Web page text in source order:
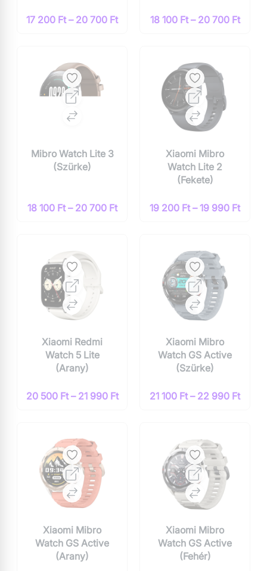
17 200 Ft – 20 700 Ft 18 100 Ft – 20 700 Ft
Mibro Watch Lite 3
(Szürke)
18 100 Ft – 20 700 Ft
Xiaomi Mibro
Watch Lite 2
(Fekete)
19 200 Ft – 19 990 Ft
Xiaomi Redmi
Watch 5 Lite
(Arany)
20 500 Ft – 21 990 Ft
Xiaomi Mibro
Watch GS Active
(Szürke)
21 100 Ft – 22 990 Ft
Xiaomi Mibro
Watch GS Active
(Arany)
Xiaomi Mibro
Watch GS Active
(Fehér)